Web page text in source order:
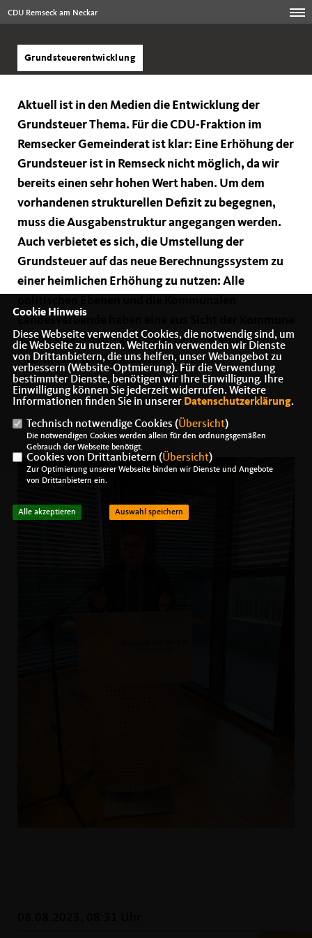
CDU Remseck am Neckar
Grundsteuerentwicklung
Aktuell ist in den Medien die Entwicklung der
Grundsteuer Thema. Für die CDU-Fraktion im
Remsecker Gemeinderat ist klar: Eine Erhöhung der
Grundsteuer ist in Remseck nicht möglich, da wir
bereits einen sehr hohen Wert haben. Um dem
vorhandenen strukturellen Defizit zu begegnen,
muss die Ausgabenstruktur angegangen werden.
Auch verbietet es sich, die Umstellung der
Grundsteuer auf das neue Berechnungssystem zu
einer heimlichen Erhöhung zu nutzen: Alle
aufkommensneutrale Umsetzung versprochen.
Hier muss Politik glaubwürdig sein.
Cookie Hinweis
Diese Webseite verwendet Cookies, die notwendig sind, um
die Webseite zu nutzen. Weiterhin verwenden wir Dienste
von Drittanbietern, die uns helfen, unser Webangebot zu
verbessern (Website-Optmierung). Für die Verwendung
bestimmter Dienste, benötigen wir Ihre Einwilligung. Ihre
Einwilligung können Sie jederzeit widerrufen. Weitere
Informationen finden Sie in unserer Datenschutzerklärung.
Technisch notwendige Cookies (Übersicht)
Die notwendigen Cookies werden allein für den ordnungsgemäßen
Gebrauch der Webseite benötigt.
Cookies von Drittanbietern (Übersicht)
Zur Optimierung unserer Webseite binden wir Dienste und Angebote
von Drittanbietern ein.
Alle akzeptieren Auswahl speichern